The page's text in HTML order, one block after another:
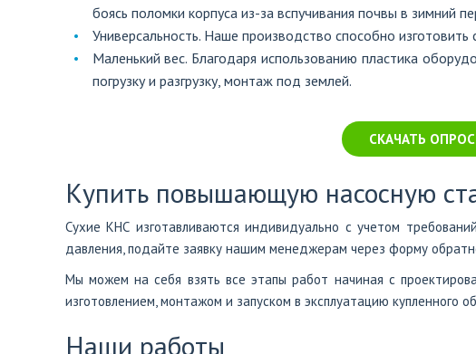
боясь поломки корпуса из-за вспучивания почвы в зимний
Универсальность. Наше производство способно
Маленький вес. Благодаря использованию пластика
погрузку и разгрузку, монтаж под землей.
СКАЧАТЬ
Купить повышающую насосную
Сухие КНС изготавливаются индивидуально с учетом
давления, подайте заявку нашим менеджерам через форму
Мы можем на себя взять все этапы работ начиная с
изготовлением, монтажом и запуском в эксплуатацию купленного
Наши работы